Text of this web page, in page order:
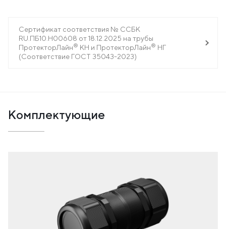
Сертификат соответствия № ССБК
RU.ПБ10.Н00608 от 18.12.2025 на трубы
ПротекторЛайн® КН и ПротекторЛайн® НГ
(Соответствие ГОСТ 35043-2023)
Комплектующие